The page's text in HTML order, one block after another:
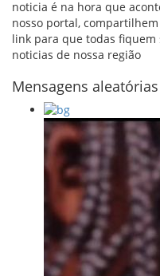
noticia é na hora que
nosso portal,
link para que todas
noticias de nossa região
Mensagens aleatórias